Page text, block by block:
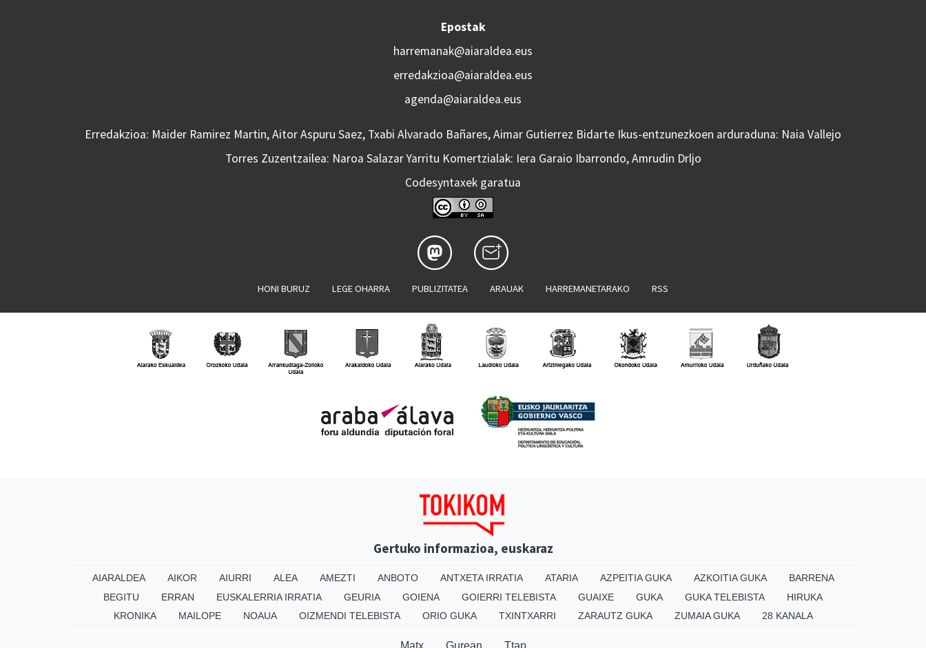
Epostak
harremanak@aiaraldea.eus
erredakzioa@aiaraldea.eus
agenda@aiaraldea.eus
Erredakzioa: Maider Ramirez Martin, Aitor Aspuru Saez, Txabi Alvarado Bañares, Aimar Gutierrez Bidarte Ikus-entzunezkoen arduraduna: Naia Vallejo
Torres Zuzentzailea: Naroa Salazar Yarritu Komertzialak: Iera Garaio Ibarrondo, Amrudin Drljo
Codesyntaxek garatua
HONI BURUZ LEGE OHARRA PUBLIZITATEA ARAUAK HARREMANETARAKO RSS
Gertuko informazioa, euskaraz
AIARALDEA AIKOR AIURRI ALEA AMEZTI ANBOTO ANTXETA IRRATIA ATARIA AZPEITIA GUKA AZKOITIA GUKA
BARRENA
BEGITU
ERRAN EUSKALERRIA IRRATIA GEURIA GOIENA GOIERRI TELEBISTA GUAIXE GUKA GUKA TELEBISTA
HIRUKA
KRONIKA
MAILOPE NOAUA OIZMENDI TELEBISTA ORIO GUKA TXINTXARRI ZARAUTZ GUKA ZUMAIA GUKA 28 KANALA